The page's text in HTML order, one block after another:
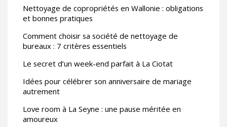
Nettoyage de copropriétés en Wallonie : obligations
et bonnes pratiques
Comment choisir sa société de nettoyage de
bureaux : 7 critères essentiels
Le secret d’un week-end parfait à La Ciotat
Idées pour célébrer son anniversaire de mariage
autrement
Love room à La Seyne : une pause méritée en
amoureux